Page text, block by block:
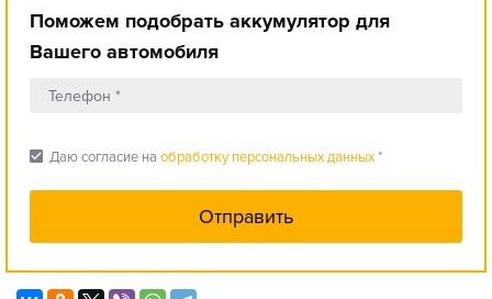
Поможем подобрать аккумулятор для
Вашего автомобиля
check_box Даю согласие на обработку персональных данных*